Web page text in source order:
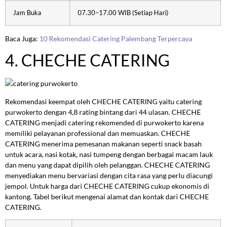
Jam Buka 07.30–17.00 WIB (Setiap Hari)
Baca Juga: 10 Rekomendasi Catering Palembang Terpercaya
4. CHECHE CATERING
Rekomendasi keempat oleh CHECHE CATERING yaitu catering
purwokerto dengan 4,8 rating bintang dari 44 ulasan. CHECHE
CATERING menjadi catering rekomended di purwokerto karena
memiliki pelayanan professional dan memuaskan. CHECHE
CATERING menerima pemesanan makanan seperti snack basah
untuk acara, nasi kotak, nasi tumpeng dengan berbagai macam lauk
dan menu yang dapat dipilih oleh pelanggan. CHECHE CATERING
menyediakan menu bervariasi dengan cita rasa yang perlu diacungi
jempol. Untuk harga dari CHECHE CATERING cukup ekonomis di
kantong. Tabel berikut mengenai alamat dan kontak dari CHECHE
CATERING.